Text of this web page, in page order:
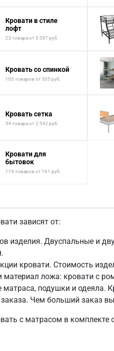
Кровати в стиле
лофт
23 товара от 3 587 руб.
Кровать со спинкой
105 товаров от 505 руб.
Кровать сетка
54 товара от 2 542 руб.
Кровати для
бытовок
119 товаров от 161 руб.
зависят от:
изделия. Двуспальные и
кровати. Стоимость
материал ложа: кровати с
матраса, подушки и одеяла.
Чем больший заказ
с матрасом в комплекте